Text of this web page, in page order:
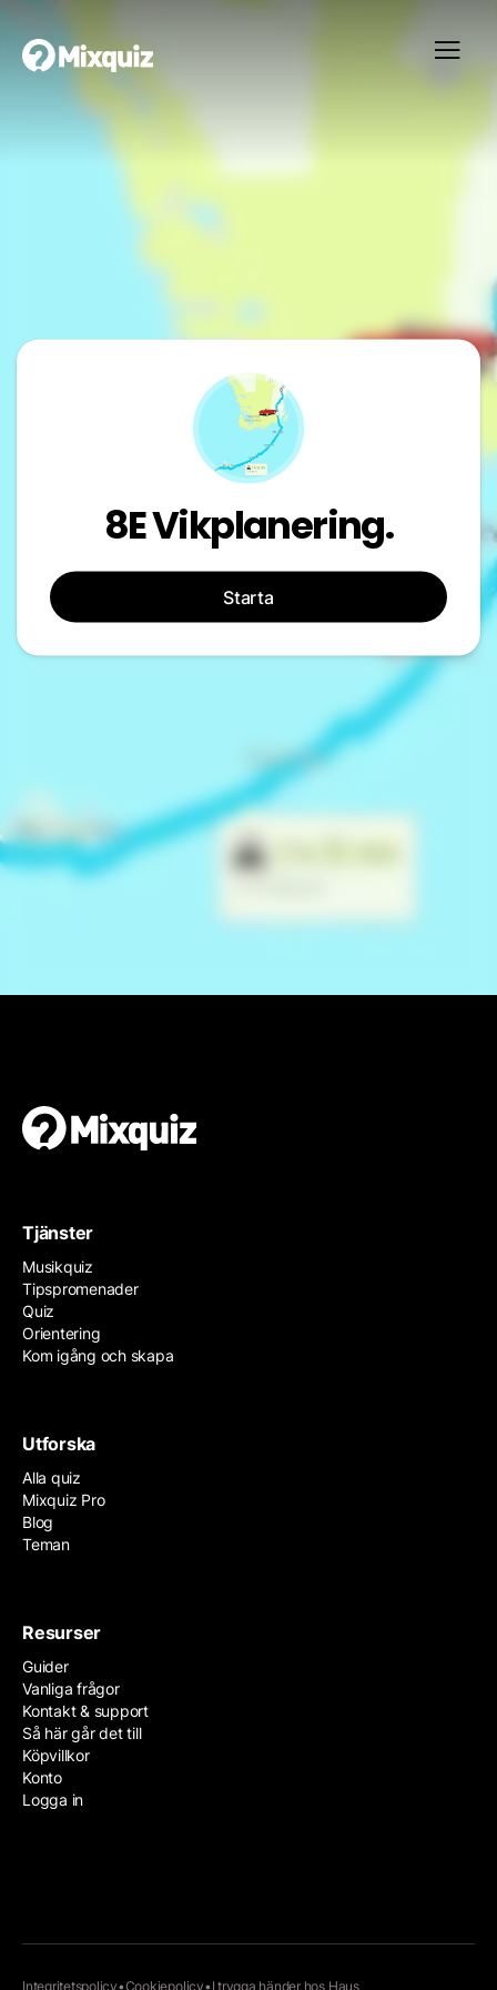
8E Vikplanering.
Starta
Tjänster
Musikquiz
Tipspromenader
Quiz
Orientering
Kom igång och skapa
Utforska
Alla quiz
Mixquiz Pro
Blog
Teman
Resurser
Guider
Vanliga frågor
Kontakt & support
Så här går det till
Köpvillkor
Konto
Logga in
Integritetspolicy•Cookiepolicy•I trygga händer hos Haus